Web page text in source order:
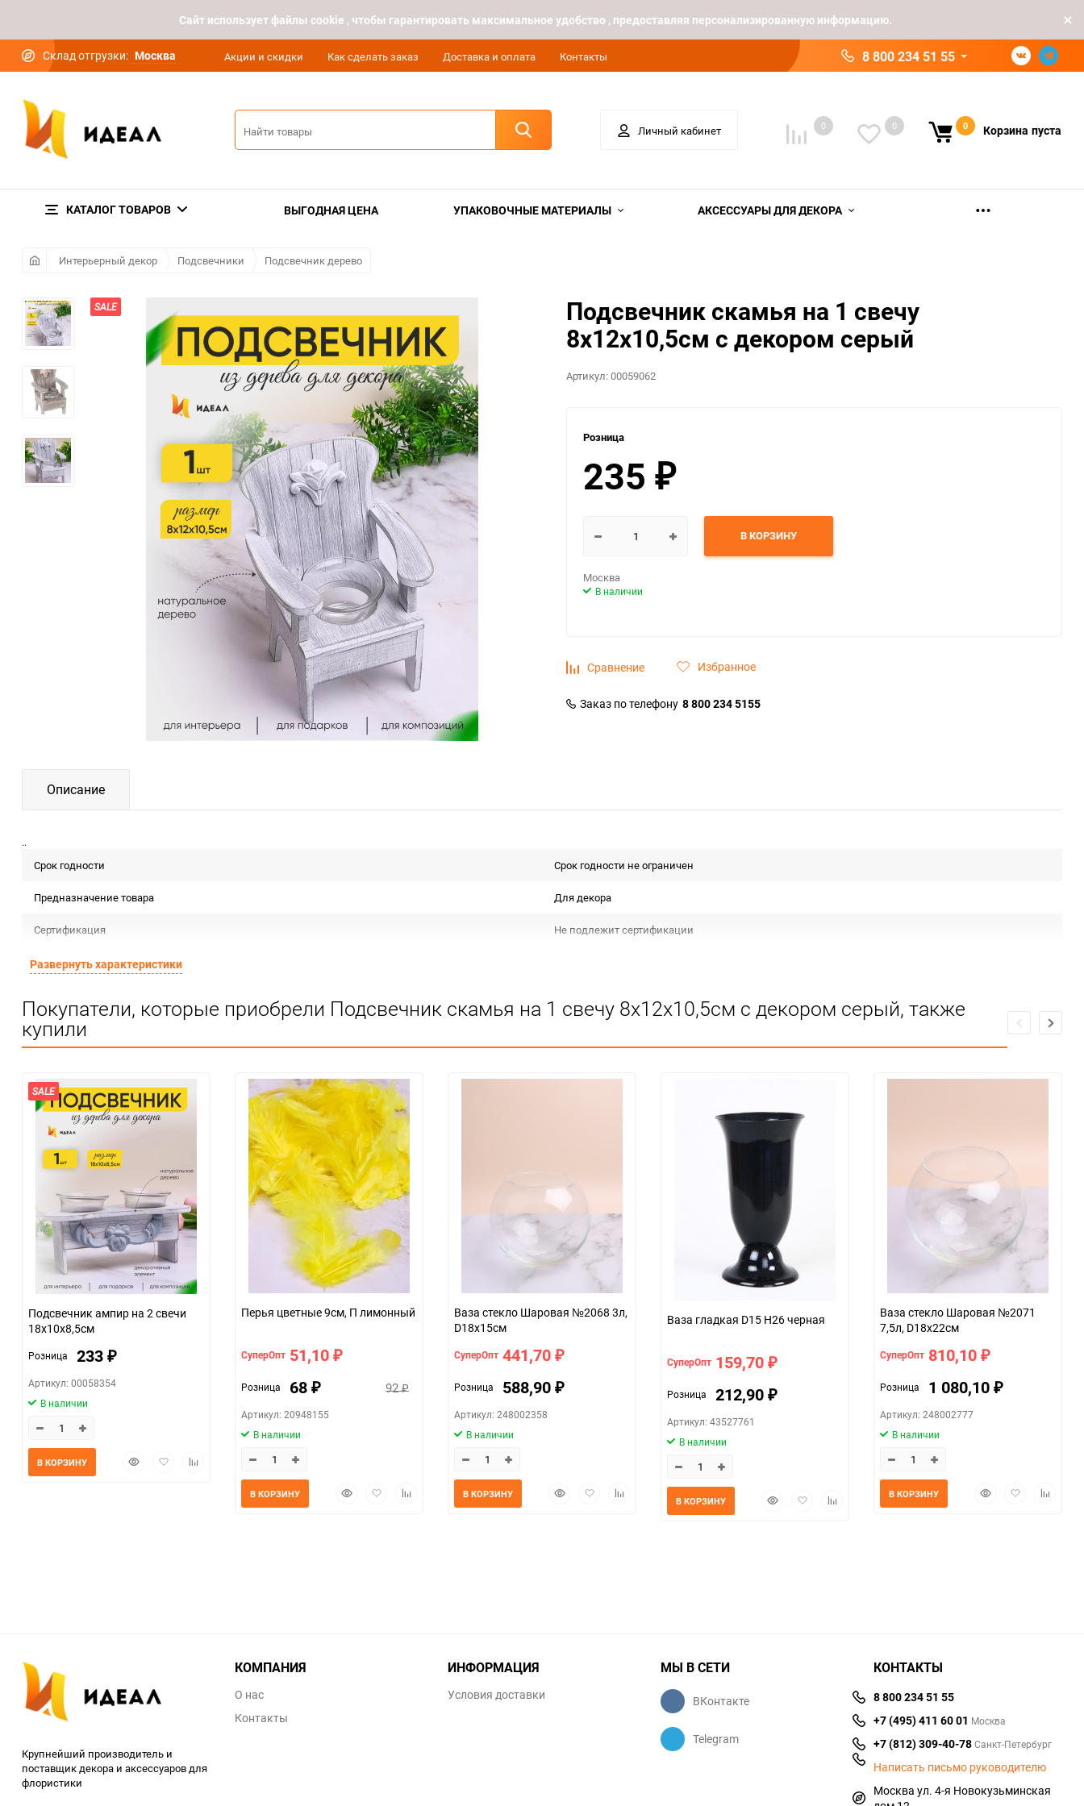
Cайт использует файлы cookie , чтобы гарантировать максимальное удобство , предоставляя персонализированную информацию.
Склад отгрузки: Москва Акции и скидки Как сделать заказ Доставка и оплата Контакты 8 800 234 51 55
Личный кабинет 0 0 0 Корзина пуста
КАТАЛОГ ТОВАРОВ ВЫГОДНАЯ ЦЕНА УПАКОВОЧНЫЕ МАТЕРИАЛЫ АКСЕССУАРЫ ДЛЯ ДЕКОРА
Интерьерный декор Подсвечники Подсвечник дерево
SALE
Подсвечник скамья на 1 свечу
8х12х10,5см с декором серый
Артикул:00059062
Розница
235 ₽
В КОРЗИНУ
Москва
В наличии
Сравнение Избранное
Заказ по телефону 8 800 234 5155
Описание
..
Срок годности
Срок годности не ограничен
Предназначение товара Для декора
Сертификация Не подлежит сертификации
Особые условия
Количество в коробке
Развернуть характеристики
Покупатели, которые приобрели Подсвечник скамья на 1 свечу 8х12х10,5см с декором серый, также
купили
SALE
Подсвечник ампир на 2 свечи
18х10х8,5см
Розница 233 ₽
Артикул: 00058354
В наличии
БыстрыйДобавитьДобавить
В КОРЗИНУ
Перья цветные 9см, П лимонный
СуперОпт 51,10 ₽
Розница 68 ₽ 92₽
Артикул: 20948155
В наличии
БыстрыйДобавитьДобавить
В КОРЗИНУ
Ваза стекло Шаровая №2068 3л,
D18x15см
СуперОпт 441,70 ₽
Розница 588,90 ₽
Артикул: 248002358
В наличии
БыстрыйДобавитьДобавить
В КОРЗИНУ
Ваза гладкая D15 H26 черная
СуперОпт 159,70 ₽
Розница 212,90 ₽
Артикул: 43527761
В наличии
БыстрыйДобавитьДобавить
В КОРЗИНУ
Ваза стекло Шаровая №2071
7,5л, D18x22см
СуперОпт 810,10 ₽
Розница 1 080,10 ₽
Артикул: 248002777
В наличии
БыстрыйДобавить
В КОРЗИНУ
Крупнейший производитель и
поставщик декора и аксессуаров для
флористики
КОМПАНИЯ
О нас
Контакты
ИНФОРМАЦИЯ
Условия доставки
МЫ В СЕТИ
ВКонтакте
Telegram
КОНТАКТЫ
8 800 234 51 55
+7 (495) 411 60 01 Москва
+7 (812) 309-40-78Санкт-Петербург
Написать письмо руководителю
Москва ул. 4-я Новокузьминская